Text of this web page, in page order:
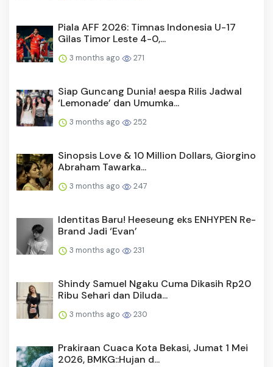
Piala AFF 2026: Timnas Indonesia U-17
Gilas Timor Leste 4-0,...
3 months ago 271
Siap Guncang Dunia! aespa Rilis Jadwal
‘Lemonade’ dan Umumka...
3 months ago 252
Sinopsis Love & 10 Million Dollars, Giorgino
Abraham Tawarka...
3 months ago 247
Identitas Baru! Heeseung eks ENHYPEN Re-
Brand Jadi ‘Evan’
3 months ago 231
Shindy Samuel Ngaku Cuma Dikasih Rp20
Ribu Sehari dan Diluda...
3 months ago 230
Prakiraan Cuaca Kota Bekasi, Jumat 1 Mei
2026, BMKG::Hujan d...